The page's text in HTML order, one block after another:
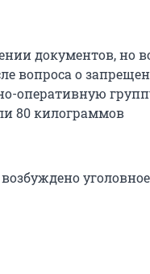
документов, но
вопроса о
оперативную
80 килограммов
уголовное